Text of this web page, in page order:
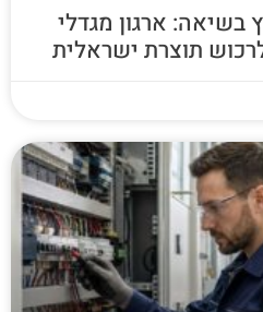
בשיאה: ארגון מגדלי
תוצרת ישראלית